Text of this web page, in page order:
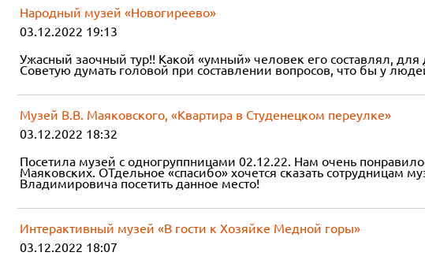
Народный музей «Новогиреево»
03.12.2022 19:13
Ужасный заочный тур!! Какой «умный» человек его составлял,
Советую думать головой при составлении вопросов, что бы у
Музей В.В. Маяковского, «Квартира в Студенецком переулке»
03.12.2022 18:32
Посетила музей с одногруппницами 02.12.22. Нам очень
Маяковских. ОТдельное «спасибо» хочется сказать сотрудницам
Владимировича посетить данное место!
Интерактивный музей «В гости к Хозяйке Медной горы»
03.12.2022 18:07